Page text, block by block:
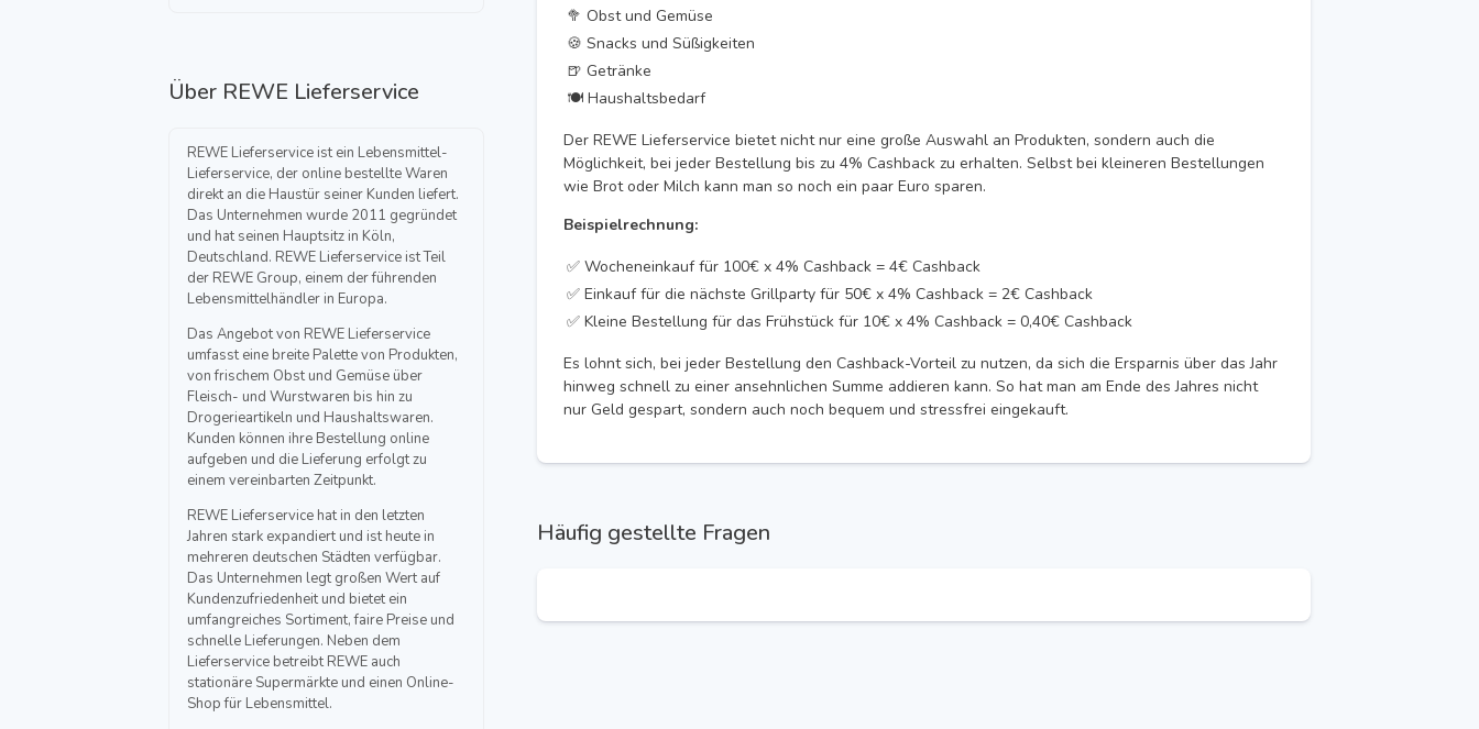
Über REWE Lieferservice
REWE Lieferservice ist ein Lebensmittel-
Lieferservice, der online bestellte Waren
direkt an die Haustür seiner Kunden liefert.
Das Unternehmen wurde 2011 gegründet
und hat seinen Hauptsitz in Köln,
Deutschland. REWE Lieferservice ist Teil
der REWE Group, einem der führenden
Lebensmittelhändler in Europa.
Das Angebot von REWE Lieferservice
umfasst eine breite Palette von Produkten,
von frischem Obst und Gemüse über
Fleisch- und Wurstwaren bis hin zu
Drogerieartikeln und Haushaltswaren.
Kunden können ihre Bestellung online
aufgeben und die Lieferung erfolgt zu
einem vereinbarten Zeitpunkt.
REWE Lieferservice hat in den letzten
Jahren stark expandiert und ist heute in
mehreren deutschen Städten verfügbar.
Das Unternehmen legt großen Wert auf
Kundenzufriedenheit und bietet ein
umfangreiches Sortiment, faire Preise und
schnelle Lieferungen. Neben dem
Lieferservice betreibt REWE auch
stationäre Supermärkte und einen Online-
Shop für Lebensmittel.
🥦 Obst und Gemüse
🍪 Snacks und Süßigkeiten
🍺 Getränke
🍽️ Haushaltsbedarf
Der REWE Lieferservice bietet nicht nur eine große Auswahl an Produkten, sondern auch die
Möglichkeit, bei jeder Bestellung bis zu 4% Cashback zu erhalten. Selbst bei kleineren Bestellungen
wie Brot oder Milch kann man so noch ein paar Euro sparen.
Beispielrechnung:
✅ Wocheneinkauf für 100€ x 4% Cashback = 4€ Cashback
✅ Einkauf für die nächste Grillparty für 50€ x 4% Cashback = 2€ Cashback
✅ Kleine Bestellung für das Frühstück für 10€ x 4% Cashback = 0,40€ Cashback
Es lohnt sich, bei jeder Bestellung den Cashback-Vorteil zu nutzen, da sich die Ersparnis über das Jahr
hinweg schnell zu einer ansehnlichen Summe addieren kann. So hat man am Ende des Jahres nicht
nur Geld gespart, sondern auch noch bequem und stressfrei eingekauft.
Häufig gestellte Fragen